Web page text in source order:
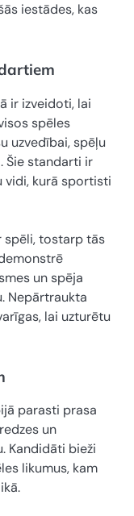
iestādes, kas
ir izveidoti, lai
spēles
uzvedībai, spēļu
Šie standarti ir
vidi, kurā sportisti
spēli, tostarp tās
un spēja
Nepārtraukta
lai uzturētu
parasti prasa
un
Kandidāti bieži
likumus, kam